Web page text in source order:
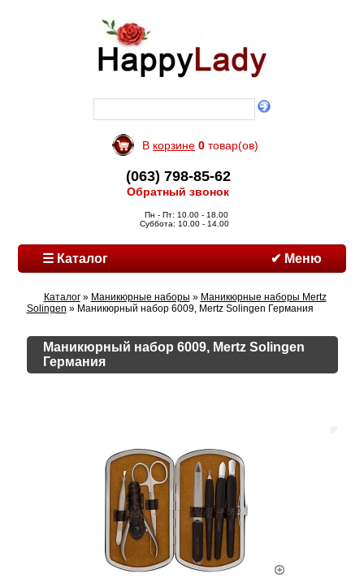
В корзине 0 товар(ов)
(063) 798-85-62
Обратный звонок
Пн - Пт: 10.00 - 18.00
Суббота: 10.00 - 14.00
☰ Каталог ✔ Меню
Каталог» Маникюрные наборы » Маникюрные наборы Mertz
Solingen » Маникюрный набор 6009, Mertz Solingen Германия
Маникюрный набор 6009, Mertz Solingen
Германия